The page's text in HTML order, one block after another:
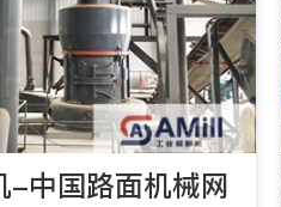
-中国路面机械网